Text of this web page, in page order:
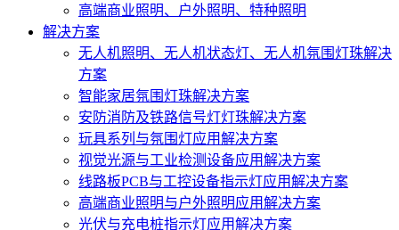
高端商业照明、户外照明、特种照明
解决方案
无人机照明、无人机状态灯、无人机氛围灯珠解决
方案
智能家居氛围灯珠解决方案
安防消防及铁路信号灯灯珠解决方案
玩具系列与氛围灯应用解决方案
视觉光源与工业检测设备应用解决方案
线路板PCB与工控设备指示灯应用解决方案
高端商业照明与户外照明应用解决方案
光伏与充电桩指示灯应用解决方案